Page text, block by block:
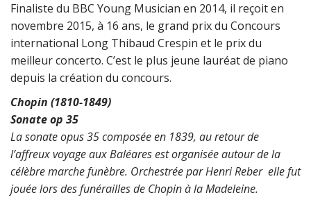
Finaliste du BBC Young Musician en 2014, il reçoit en
novembre 2015, à 16 ans, le grand prix du Concours
international Long Thibaud Crespin et le prix du
meilleur concerto. C’est le plus jeune lauréat de piano
depuis la création du concours.
Chopin (1810-1849)
Sonate op 35
La sonate opus 35 composée en 1839, au retour de
l’affreux voyage aux Baléares est organisée autour de la
célèbre marche funèbre. Orchestrée par Henri Reber elle fut
jouée lors des funérailles de Chopin à la Madeleine.